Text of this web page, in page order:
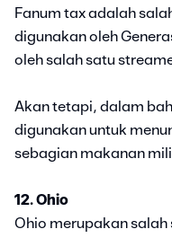
Fanum tax adalah
digunakan oleh
oleh salah satu
Akan tetapi, dalam
digunakan untuk
sebagian makanan
12. Ohio
Ohio merupakan